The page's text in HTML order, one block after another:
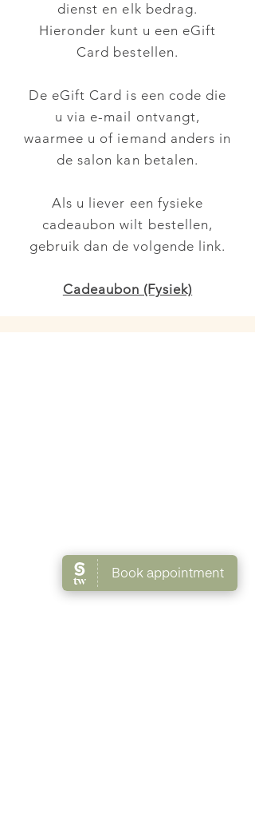
dienst en elk bedrag.
Hieronder kunt u een eGift
Card bestellen.
De eGift Card is een code die
u via e-mail ontvangt,
waarmee u of iemand anders in
de salon kan betalen.
Als u liever een fysieke
cadeaubon wilt bestellen,
gebruik dan de volgende link.
Cadeaubon (Fysiek)